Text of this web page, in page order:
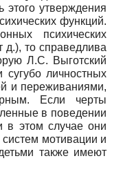
этого утверждения
функций.
психических
д.), то справедлива
Л.С. Выготский
личностных
и переживаниями,
Если черты
в поведении
в этом случае они
мотивации и
также имеют